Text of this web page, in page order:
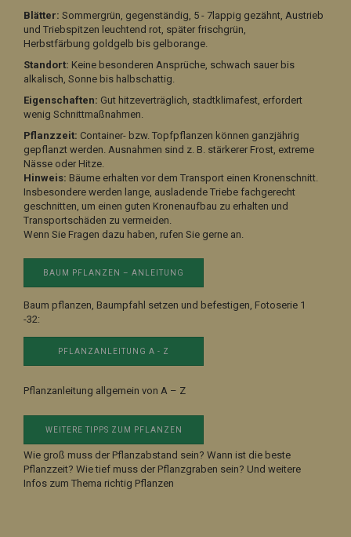
Blätter: Sommergrün, gegenständig, 5 - 7lappig gezähnt, Austrieb
und Triebspitzen leuchtend rot, später frischgrün,
Herbstfärbung goldgelb bis gelborange.
Standort: Keine besonderen Ansprüche, schwach sauer bis
alkalisch, Sonne bis halbschattig.
Eigenschaften: Gut hitzeverträglich, stadtklimafest, erfordert
wenig Schnittmaßnahmen.
Pflanzzeit: Container- bzw. Topfpflanzen können ganzjährig
gepflanzt werden. Ausnahmen sind z. B. stärkerer Frost, extreme
Nässe oder Hitze.
Hinweis: Bäume erhalten vor dem Transport einen Kronenschnitt.
Insbesondere werden lange, ausladende Triebe fachgerecht
geschnitten, um einen guten Kronenaufbau zu erhalten und
Transportschäden zu vermeiden.
Wenn Sie Fragen dazu haben, rufen Sie gerne an.
BAUM PFLANZEN – ANLEITUNG
Baum pflanzen, Baumpfahl setzen und befestigen, Fotoserie 1
-32:
PFLANZANLEITUNG A - Z
Pflanzanleitung allgemein von A – Z
WEITERE TIPPS ZUM PFLANZEN
Wie groß muss der Pflanzabstand sein? Wann ist die beste
Pflanzzeit? Wie tief muss der Pflanzgraben sein? Und weitere
Infos zum Thema richtig Pflanzen